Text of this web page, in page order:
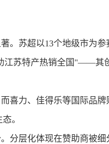
。苏超以13个地级市为
江苏特产热销全国"——其
喜力、佳得乐等国际品牌
。
分层化体现在赞助商被